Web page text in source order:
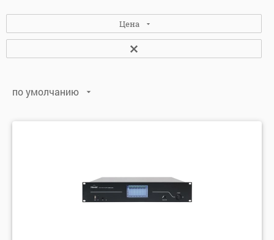
Цена
по умолчанию
по цене: возрастанию